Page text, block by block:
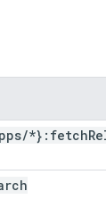
/*}:fetch